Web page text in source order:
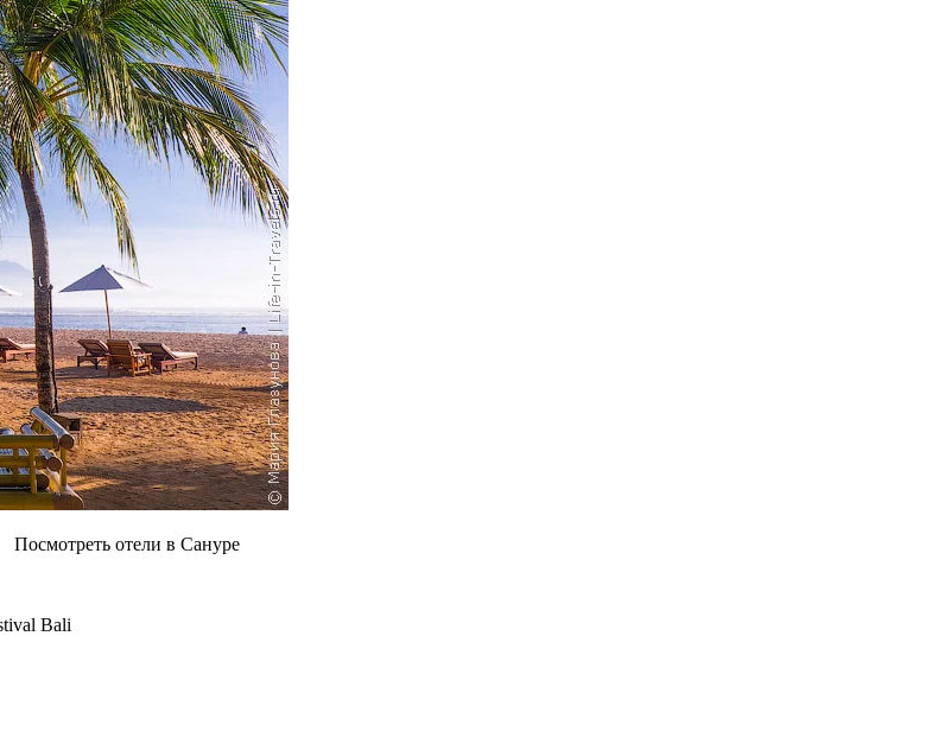
Посмотреть отели в Сануре